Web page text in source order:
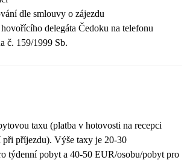
dle smlouvy o zájezdu
delegáta Čedoku na telefonu
č. 159/1999 Sb.
taxu (platba v hotovosti na recepci
při příjezdu). Výše taxy je 20-30
týdenní pobyt a 40-50 EUR/osobu/pobyt pro